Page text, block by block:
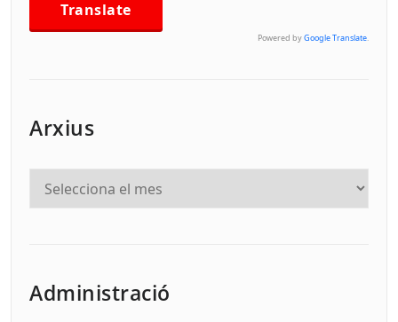
Powered byGoogle Translate.
Arxius
Administració